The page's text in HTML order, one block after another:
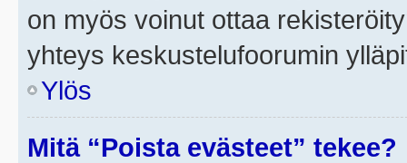
on myös voinut ottaa
yhteys keskustelufoorumin
Ylös
Mitä “Poista evästeet” tekee?